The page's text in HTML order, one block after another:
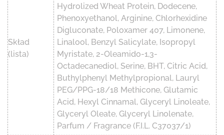
Skład
(lista)
Hydrolized Wheat Protein, Dodecene,
Phenoxyethanol, Arginine, Chlorhexidine
Digluconate, Poloxamer 407, Limonene,
Linalool, Benzyl Salicylate, Isopropyl
Myristate, 2-Oleamido-1,3-
Octadecanediol, Serine, BHT, Citric Acid,
Buthylphenyl Methylpropional, Lauryl
PEG/PPG-18/18 Methicone, Glutamic
Acid, Hexyl Cinnamal, Glyceryl Linoleate,
Glyceryl Oleate, Glyceryl Linolenate,
Parfum / Fragrance (F.I.L. C37037/1)